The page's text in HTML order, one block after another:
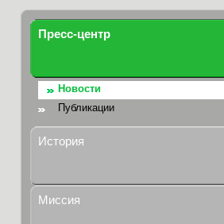
Пресс-центр
Новости
Публикации
История
Миссия